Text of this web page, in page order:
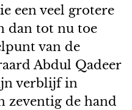
een veel grotere
dan tot nu toe
van de
Abdul Qadeer
verblijf in
zeventig de hand